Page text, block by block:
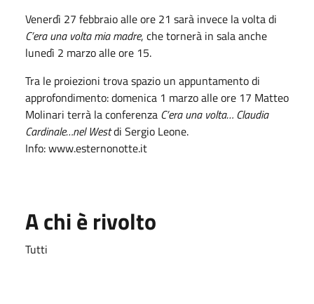
Venerdì 27 febbraio alle ore 21 sarà invece la volta di
C’era una volta mia madre, che tornerà in sala anche
lunedì 2 marzo alle ore 15.
Tra le proiezioni trova spazio un appuntamento di
approfondimento: domenica 1 marzo alle ore 17 Matteo
Molinari terrà la conferenza C’era una volta… Claudia
Cardinale…nel Westdi Sergio Leone.
Info: www.esternonotte.it
A chi è rivolto
Tutti